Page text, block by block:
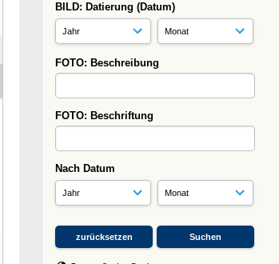
BILD: Datierung (Datum)
FOTO: Beschreibung
FOTO: Beschriftung
Nach Datum